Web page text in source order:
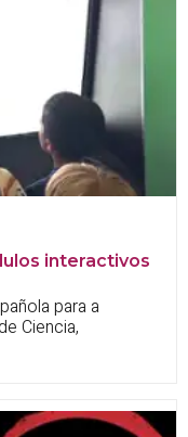
interactivos
para a
Ciencia,